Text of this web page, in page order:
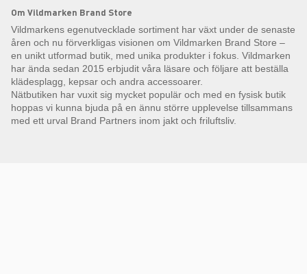
Om Vildmarken Brand Store
Vildmarkens egenutvecklade sortiment har växt under de senaste
åren och nu förverkligas visionen om Vildmarken Brand Store –
en unikt utformad butik, med unika produkter i fokus. Vildmarken
har ända sedan 2015 erbjudit våra läsare och följare att beställa
klädesplagg, kepsar och andra accessoarer.
Nätbutiken har vuxit sig mycket populär och med en fysisk butik
hoppas vi kunna bjuda på en ännu större upplevelse tillsammans
med ett urval Brand Partners inom jakt och friluftsliv.